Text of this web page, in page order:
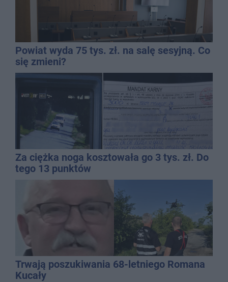
Powiat wyda 75 tys. zł. na salę sesyjną. Co
się zmieni?
Za ciężka noga kosztowała go 3 tys. zł. Do
tego 13 punktów
Trwają poszukiwania 68-letniego Romana
Kucały